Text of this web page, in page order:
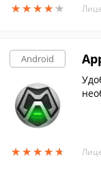
★★★★★
★★★★★
Android
★★★★★
★★★★★